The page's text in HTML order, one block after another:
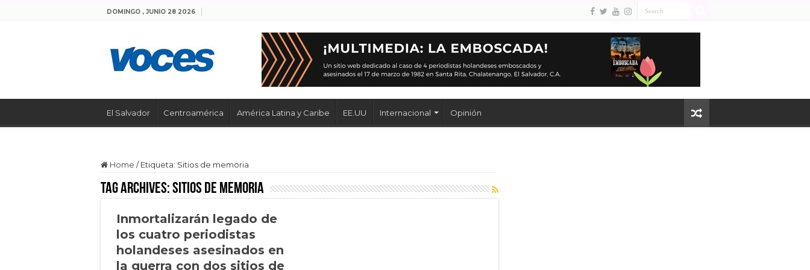
DOMINGO , JUNIO 28 2026
El Salvador Centroamérica América Latina y Caribe EE.UU Internacional Opinión
Home / Etiqueta: Sitios de memoria
Tag Archives:Sitios de memoria
Inmortalizarán legado de
los cuatro periodistas
holandeses asesinados en
la guerra con dos sitios de